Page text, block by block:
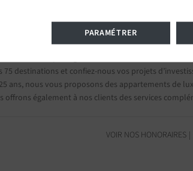
de prestige
75 destinations et confiez-nous vos projets
ans, nous vous proposons des appartements de
offrons également à nos clients des services
VOIR NOS HONORAIRES
PARAMÉTRER